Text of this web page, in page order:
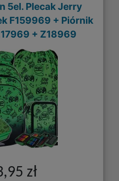
5el. Plecak Jerry
F159969 + Piórnik
+ Z18969
zł